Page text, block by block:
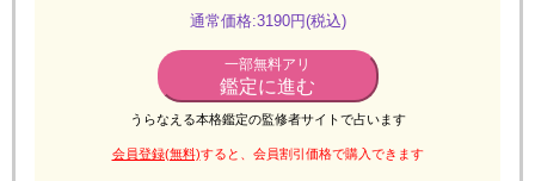
通常価格:3190円(税込)
一部無料アリ
鑑定に進む
うらなえる本格鑑定の監修者サイトで占います
会員登録(無料)すると、会員割引価格で購入できます